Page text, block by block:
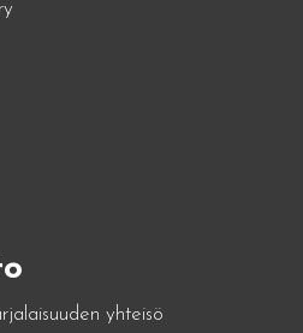
yhteisö